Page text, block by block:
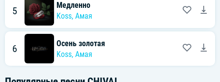
5
Медленно
Koss, Амая
6
Осень золотая
Koss, Амая